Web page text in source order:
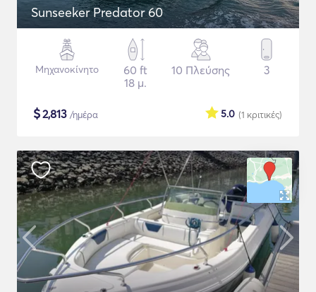
Sunseeker Predator 60
Μηχανοκίνητο
60 ft
18 μ.
10 Πλεύσης 3
$2,813 /ημέρα (1 κριτικές)
5.0